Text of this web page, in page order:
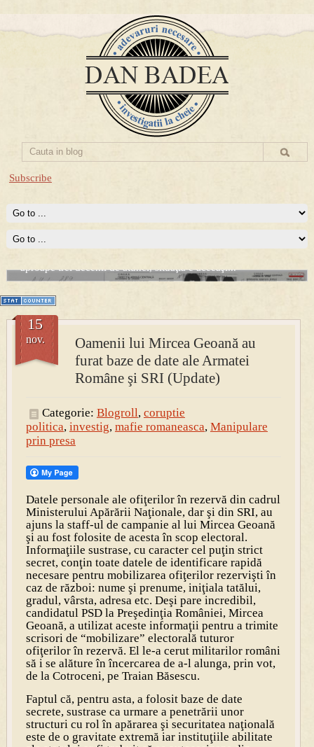
Subscribe
Dosarul de Urmărire Informativă "MATEMATICIANUL"
Am protestat deschis împotriva lui Ceauşescu, în 1987, fără să
ştiu că "omul nou" fusese deja creat! Majoritatea românilor
aproape trei decenii de atunci, situaţia e aceeaşi...
Oamenii lui Mircea Geoană au
furat baze de date ale Armatei
Române şi SRI (Update)
15
nov.
Categorie: Blogroll, coruptie
politica, investig, mafie romaneasca, Manipulare
prin presa
Datele personale ale ofiţerilor în rezervă din cadrul
Ministerului Apărării Naţionale, dar şi din SRI, au
ajuns la staff-ul de campanie al lui Mircea Geoană
şi au fost folosite de acesta în scop electoral.
Informaţiile sustrase, cu caracter cel puţin strict
secret, conţin toate datele de identificare rapidă
necesare pentru mobilizarea ofiţerilor rezervişti în
caz de război: nume şi prenume, iniţiala tatălui,
gradul, vârsta, adresa etc. Deşi pare incredibil,
candidatul PSD la Preşedinţia României, Mircea
Geoană, a utilizat aceste informaţii pentru a trimite
scrisori de “mobilizare” electorală tuturor
ofiţerilor în rezervă. El le-a cerut militarilor români
să i se alăture în încercarea de a-l alunga, prin vot,
de la Cotroceni, pe Traian Băsescu.
Faptul că, pentru asta, a folosit baze de date
secrete, sustrase ca urmare a penetrării unor
structuri cu rol în apărarea şi securitatea naţională
este de o gravitate extremă iar instituţiile abilitate